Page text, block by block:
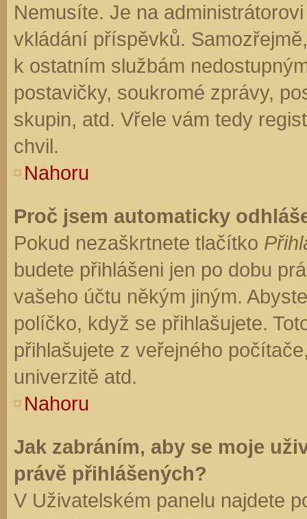
Nemusíte. Je na
vkládání příspěvků.
k ostatním službám
postavičky, soukromé zprávy,
skupin, atd. Vřele vám tedy
chvil.
Nahoru
Proč jsem automaticky
Pokud nezaškrtnete tlačítko
budete přihlášeni jen po dobu
vašeho účtu někým jiným.
políčko, když se přihlašujete.
přihlašujete z veřejného
univerzitě atd.
Nahoru
Jak zabráním, aby se moje
právě přihlášených?
V Uživatelském panelu najdete